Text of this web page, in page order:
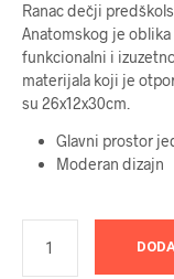
Ranac dečji
Anatomskog je
funkcionalni i
materijala koji je
su 26x12x30cm.
Glavni prostor
Moderan dizajn